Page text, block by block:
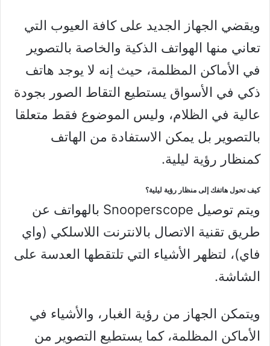
ويقضي الجهاز الجديد على كافة العيوب التي
تعاني منها الهواتف الذكية والخاصة بالتصوير
في الأماكن المظلمة، حيث إنه لا يوجد هاتف
ذكي في الأسواق يستطيع التقاط الصور بجودة
عالية في الظلام، وليس الموضوع فقط متعلقا
بالتصوير بل يمكن الاستفادة من الهاتف
كمنظار رؤية ليلية.
كيف تحول هاتفك إلى منظار رؤية ليلية؟
ويتم توصيل Snooperscope بالهواتف عن
طريق تقنية الاتصال بالانترنت اللاسلكي (واي
فاي)، لتظهر الأشياء التي تلتقطها العدسة على
الشاشة.
ويتمكن الجهاز من رؤية الغبار، والأشياء في
الأماكن المظلمة، كما يستطيع التصوير من